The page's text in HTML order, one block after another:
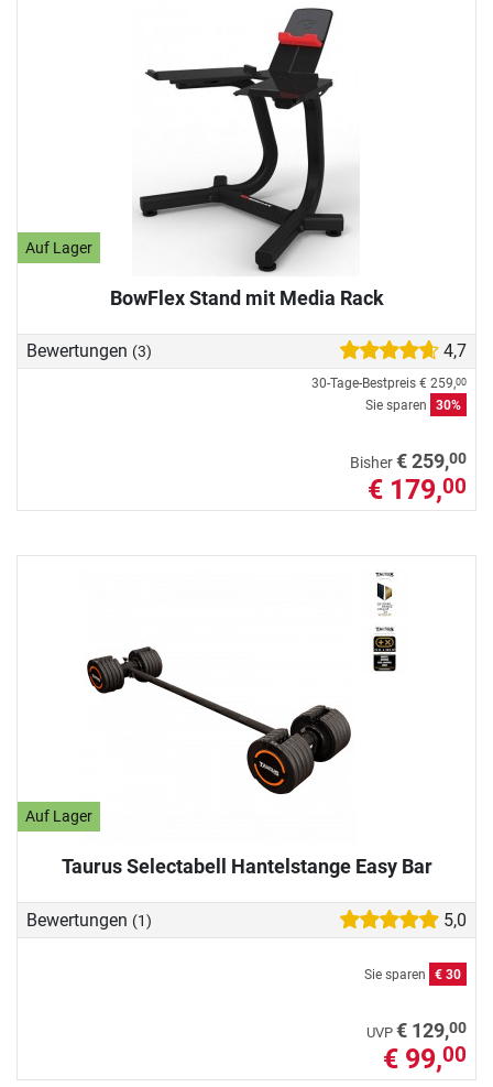
Auf Lager
BowFlex Stand mit Media Rack
Bewertungen (3) 4,7
30-Tage-Bestpreis € 259,00
Sie sparen 30%
Bisher€ 259,00
€ 179,00
Auf Lager
Taurus Selectabell Hantelstange Easy Bar
Bewertungen (1) 5,0
Sie sparen € 30
UVP € 129,00
€ 99,00